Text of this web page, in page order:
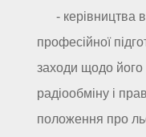
- керівництва
професійної
заходи щодо
радіообміну і
положення про